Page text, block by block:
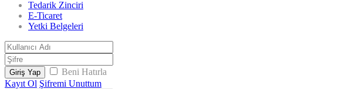
Tedarik Zinciri
E-Ticaret
Yetki Belgeleri
Giriş Yap
Beni Hatırla
Kayıt Ol Şifremi Unuttum